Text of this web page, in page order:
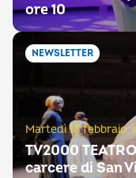
ore 10
NEWSLETTER
Martedì 13 febbraio,
TV2000
carcere di San